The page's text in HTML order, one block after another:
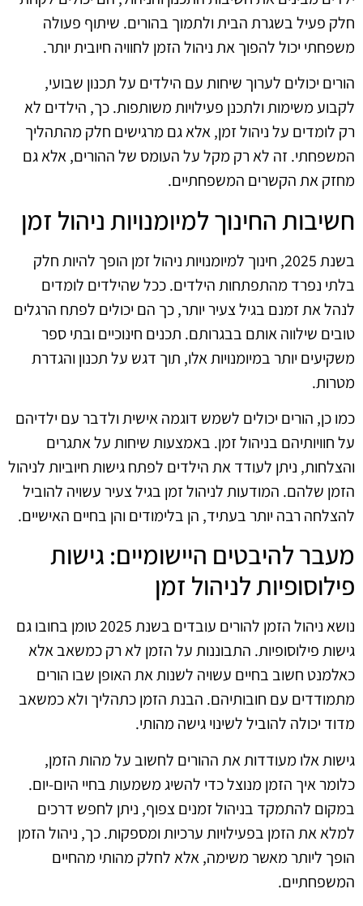
חלק פעיל בשגרת הבית ולתמוך בהורים. שיתוף פעולה
משפחתי יכול להפוך את ניהול הזמן לחוויה חיובית יותר.
הורים יכולים לערוך שיחות עם הילדים על תכנון שבועי,
לקבוע משימות ולתכנן פעילויות משותפות. כך, הילדים לא
רק לומדים על ניהול זמן, אלא גם מרגישים חלק מהתהליך
המשפחתי. זה לא רק מקל על העומס של ההורים, אלא גם
מחזק את הקשרים המשפחתיים.
חשיבות החינוך למיומנויות ניהול זמן
בשנת 2025, חינוך למיומנויות ניהול זמן הופך להיות חלק
בלתי נפרד מהתפתחות הילדים. ככל שהילדים לומדים
לנהל את זמנם בגיל צעיר יותר, כך הם יכולים לפתח הרגלים
טובים שילווה אותם בבגרותם. תכנים חינוכיים ובתי ספר
משקיעים יותר במיומנויות אלו, תוך דגש על תכנון והגדרת
מטרות.
כמו כן, הורים יכולים לשמש דוגמה אישית ולדבר עם ילדיהם
על חוויותיהם בניהול זמן. באמצעות שיחות על אתגרים
והצלחות, ניתן לעודד את הילדים לפתח גישות חיוביות לניהול
הזמן שלהם. המודעות לניהול זמן בגיל צעיר עשויה להוביל
להצלחה רבה יותר בעתיד, הן בלימודים והן בחיים האישיים.
מעבר להיבטים היישומיים: גישות
פילוסופיות לניהול זמן
נושא ניהול הזמן להורים עובדים בשנת 2025 טומן בחובו גם
גישות פילוסופיות. התבוננות על הזמן לא רק כמשאב אלא
כאלמנט חשוב בחיים עשויה לשנות את האופן שבו הורים
מתמודדים עם חובותיהם. הבנת הזמן כתהליך ולא כמשאב
מדוד יכולה להוביל לשינוי גישה מהותי.
גישות אלו מעודדות את ההורים לחשוב על מהות הזמן,
כלומר איך הזמן מנוצל כדי להשיג משמעות בחיי היום-יום.
במקום להתמקד בניהול זמנים צפוף, ניתן לחפש דרכים
למלא את הזמן בפעילויות ערכיות ומספקות. כך, ניהול הזמן
הופך ליותר מאשר משימה, אלא לחלק מהותי מהחיים
המשפחתיים.